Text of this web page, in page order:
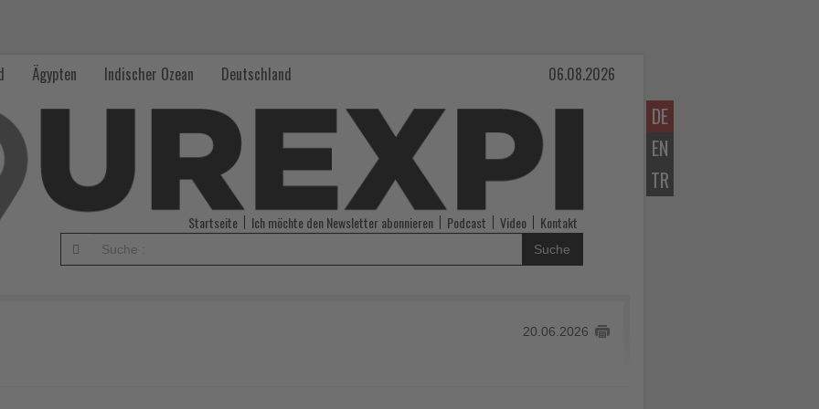
DE
EN
TR
Ägypten Indischer Ozean Deutschland 06.08.2026
Startseite Ich möchte den Newsletter abonnieren Podcast Video Kontakt
Suche
20.06.2026